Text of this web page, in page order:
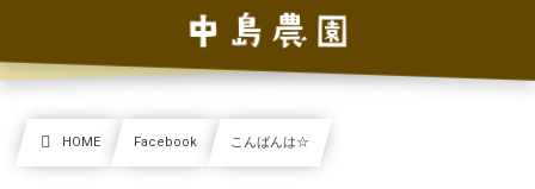
HOME Facebook こんばんは☆